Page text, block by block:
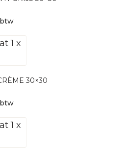
30×30